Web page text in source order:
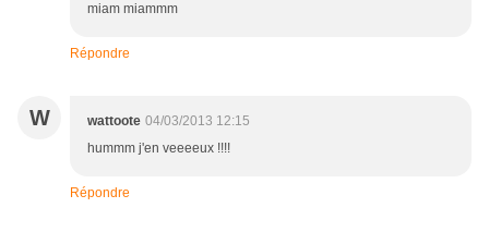
miam miammm
Répondre
W wattoote 04/03/2013 12:15
hummm j'en veeeeux !!!!
Répondre